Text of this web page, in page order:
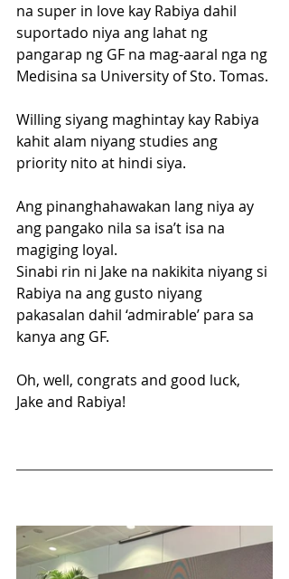
na super in love kay Rabiya dahil
suportado niya ang lahat ng
pangarap ng GF na mag-aaral nga ng
Medisina sa University of Sto. Tomas.
Willing siyang maghintay kay Rabiya
kahit alam niyang studies ang
priority nito at hindi siya.
Ang pinanghahawakan lang niya ay
ang pangako nila sa isa’t isa na
magiging loyal.
Sinabi rin ni Jake na nakikita niyang si
Rabiya na ang gusto niyang
pakasalan dahil ‘admirable’ para sa
kanya ang GF.
Oh, well, congrats and good luck,
Jake and Rabiya!